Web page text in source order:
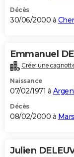
Décès
30/06/2000 à
Emmanuel
Créer une
Naissance
07/02/1971 à
Décès
08/02/2000 à
Julien